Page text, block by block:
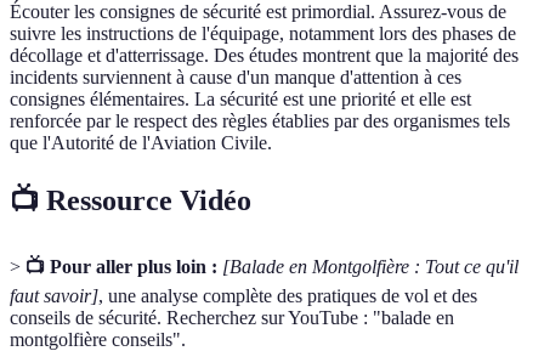
Écouter les consignes de sécurité est primordial. Assurez-vous de
suivre les instructions de l'équipage, notamment lors des phases de
décollage et d'atterrissage. Des études montrent que la majorité des
incidents surviennent à cause d'un manque d'attention à ces
consignes élémentaires. La sécurité est une priorité et elle est
renforcée par le respect des règles établies par des organismes tels
que l'Autorité de l'Aviation Civile.
📺 Ressource Vidéo
> 📺 Pour aller plus loin : [Balade en Montgolfière : Tout ce qu'il
faut savoir], une analyse complète des pratiques de vol et des
conseils de sécurité. Recherchez sur YouTube : "balade en
montgolfière conseils".